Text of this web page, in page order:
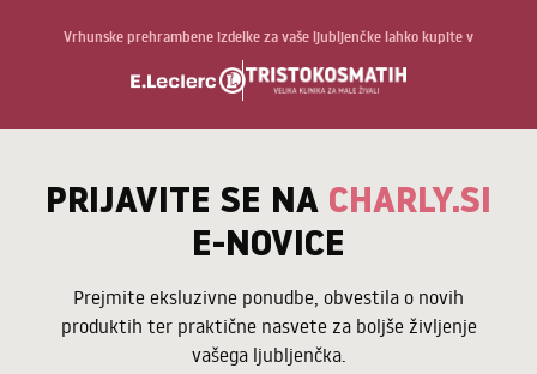
Vrhunske prehrambene izdelke za vaše ljubljenčke lahko kupite v
PRIJAVITE SE NA CHARLY.SI
E-NOVICE
Prejmite eksluzivne ponudbe, obvestila o novih
produktih ter praktične nasvete za boljše življenje
vašega ljubljenčka.